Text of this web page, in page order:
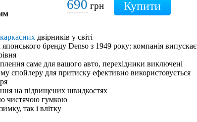
690 грн
двірників у світі
японського бренду Denso з 1949 року: компанія випускає
саме для вашого авто, перехідники виключені
спойлеру для притиску ефективно використовується
на підвищених швидкостях
чистячою гумкою
так і влітку